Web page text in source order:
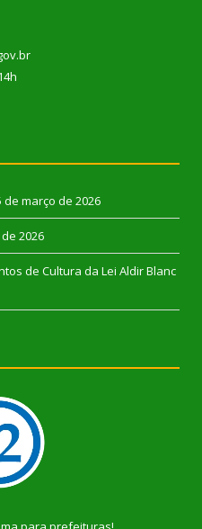
de março de 2026
2026
de Cultura da Lei Aldir Blanc